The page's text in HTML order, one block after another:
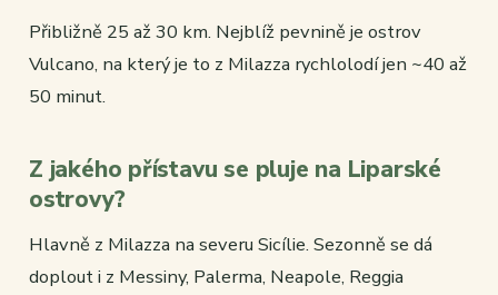
Přibližně 25 až 30 km. Nejblíž pevnině je ostrov
Vulcano, na který je to z Milazza rychlolodí jen ~40 až
50 minut.
Z jakého přístavu se pluje na Liparské
ostrovy?
Hlavně z Milazza na severu Sicílie. Sezonně se dá
doplout i z Messiny, Palerma, Neapole, Reggia